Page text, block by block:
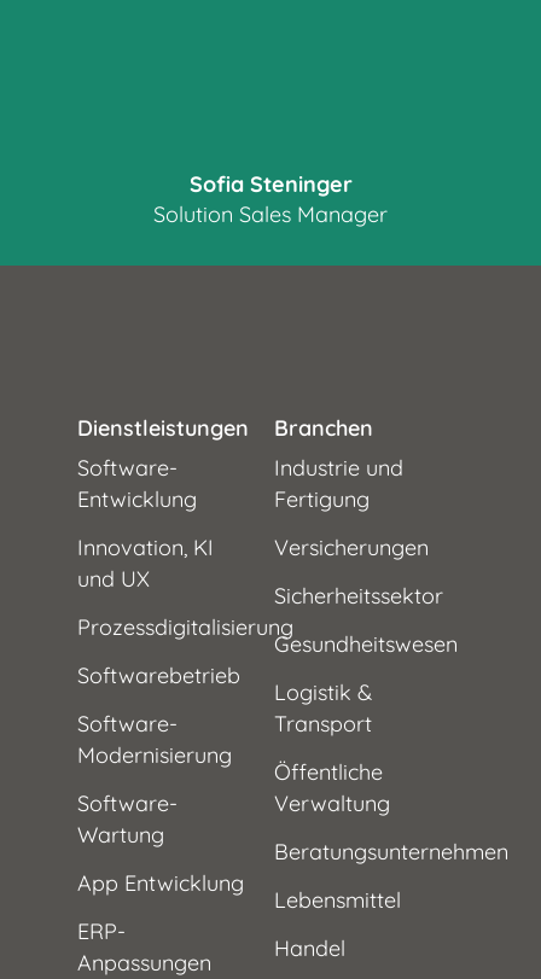
Sofia Steninger
Solution Sales Manager
Dienstleistungen
Software-
Entwicklung
Innovation, KI
und UX
Prozessdigitalisierung
Softwarebetrieb
Software-
Modernisierung
Software-
Wartung
App Entwicklung
ERP-
Anpassungen
Branchen
Industrie und
Fertigung
Versicherungen
Sicherheitssektor
Gesundheitswesen
Logistik &
Transport
Öffentliche
Verwaltung
Beratungsunternehmen
Lebensmittel
Handel